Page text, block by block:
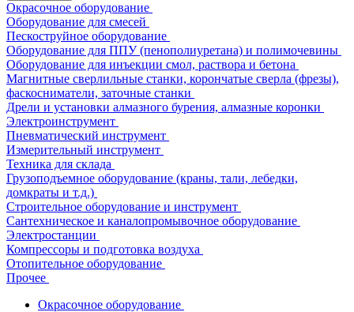
Окрасочное оборудование
Оборудование для смесей
Пескоструйное оборудование
Оборудование для ППУ (пенополиуретана) и полимочевины
Оборудование для инъекции смол, раствора и бетона
Магнитные сверлильные станки, корончатые сверла (фрезы),
фаскосниматели, заточные станки
Дрели и установки алмазного бурения, алмазные коронки
Электроинструмент
Пневматический инструмент
Измерительный инструмент
Техника для склада
Грузоподъемное оборудование (краны, тали, лебедки,
домкраты и т.д.)
Строительное оборудование и инструмент
Сантехническое и каналопромывочное оборудование
Электростанции
Компрессоры и подготовка воздуха
Отопительное оборудование
Прочее
Окрасочное оборудование